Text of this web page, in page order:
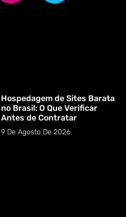
Hospedagem de Sites Barata
no Brasil: O Que Verificar
Antes de Contratar
9 De Agosto De 2026